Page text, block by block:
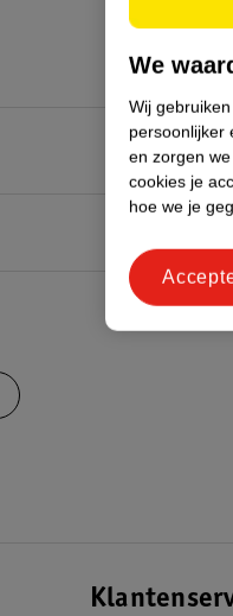
We
Wij
persoonlijker
en zorgen
cookies je
hoe we je